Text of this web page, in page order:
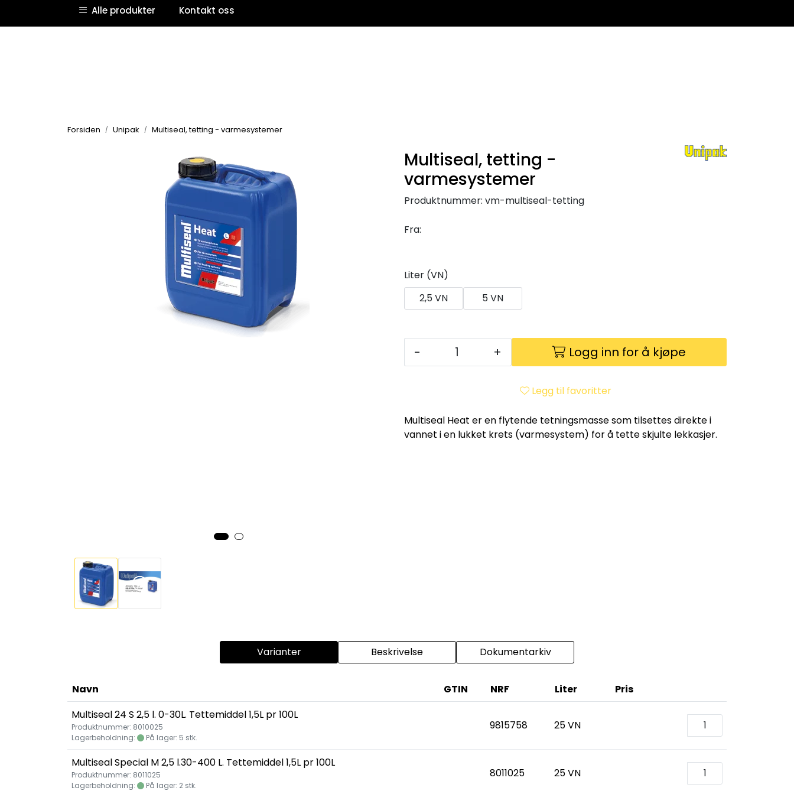
Skip to main contentAlle produkter Kontakt oss
Forsiden Unipak Multiseal, tetting - varmesystemer
Multiseal, tetting -
varmesystemer
Produktnummer: vm-multiseal-tetting
Fra:
Liter (VN)
2,5 VN
5 VN
- + Logg inn for å kjøpe
Legg til favoritter
Multiseal Heat er en flytende tetningsmasse som tilsettes direkte i
vannet i en lukket krets (varmesystem) for å tette skjulte lekkasjer.
Varianter Beskrivelse Dokumentarkiv
Navn GTIN NRF Liter
Pris
Multiseal 24 S 2,5 l. 0-30L. Tettemiddel 1,5L pr 100L
Produktnummer: 8010025
Lagerbeholdning:
På lager: 5 stk.
9815758 25 VN
Multiseal Special M 2,5 l.30-400 L. Tettemiddel 1,5L pr 100L
Produktnummer: 8011025
Lagerbeholdning:
På lager: 2 stk.
8011025 25 VN